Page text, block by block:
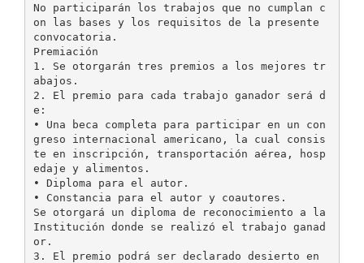
No participarán los trabajos que no cumplan c
on las bases y los requisitos de la presente
convocatoria.
Premiación
1. Se otorgarán tres premios a los mejores tr
abajos.
2. El premio para cada trabajo ganador será d
e:
• Una beca completa para participar en un con
greso internacional americano, la cual consis
te en inscripción, transportación aérea, hosp
edaje y alimentos.
• Diploma para el autor.
• Constancia para el autor y coautores.
Se otorgará un diploma de reconocimiento a la
Institución donde se realizó el trabajo ganad
or.
3. El premio podrá ser declarado desierto en